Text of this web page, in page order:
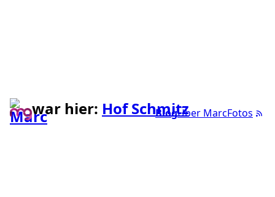
BlogÜber MarcFotos
war hier: Hof Schmitz